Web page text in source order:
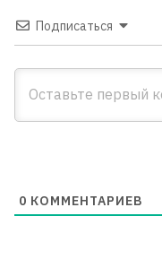
Подписаться
0 КОММЕНТАРИЕВ